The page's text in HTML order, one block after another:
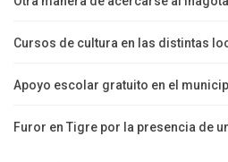
Cursos de cultura en las distintas
Apoyo escolar gratuito en el
Furor en Tigre por la presencia de